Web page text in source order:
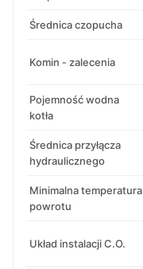
Średnica czopucha
Komin - zalecenia
Pojemność wodna
kotła
Średnica przyłącza
hydraulicznego
Minimalna temperatura
powrotu
Układ instalacji C.O.